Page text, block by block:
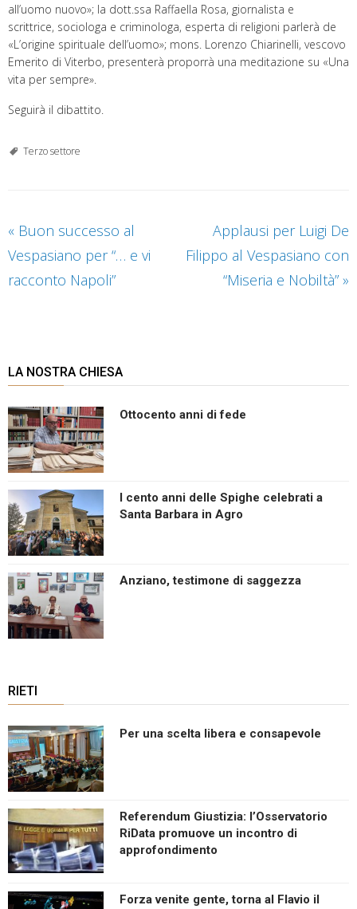
all’uomo nuovo»; la dott.ssa Raffaella Rosa, giornalista e
scrittrice, sociologa e criminologa, esperta di religioni parlerà de
«L’origine spirituale dell’uomo»; mons. Lorenzo Chiarinelli, vescovo
Emerito di Viterbo, presenterà proporrà una meditazione su «Una
vita per sempre».
Seguirà il dibattito.
Terzo settore
« Buon successo al
Vespasiano per “… e vi
racconto Napoli”
Applausi per Luigi De
Filippo al Vespasiano con
“Miseria e Nobiltà” »
LA NOSTRA CHIESA
Ottocento anni di fede
I cento anni delle Spighe celebrati a
Santa Barbara in Agro
Anziano, testimone di saggezza
RIETI
Per una scelta libera e consapevole
Referendum Giustizia: l’Osservatorio
RiData promuove un incontro di
approfondimento
Forza venite gente, torna al Flavio il